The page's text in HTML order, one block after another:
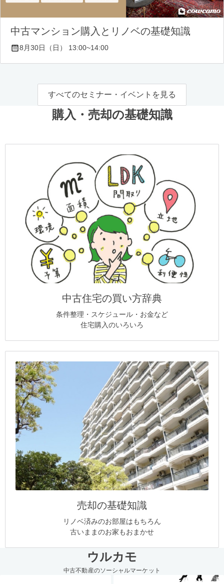
中古マンション購入とリノベの基礎知識
8月30日（日） 13:00~14:00
すべてのセミナー・イベントを見る
購入・売却の基礎知識
中古住宅の買い方辞典
条件整理・スケジュール・お金など
住宅購入のいろいろ
売却の基礎知識
リノベ済みのお部屋はもちろん
古いままのお家もおまかせ
ウルカモ
中古不動産のソーシャルマーケット